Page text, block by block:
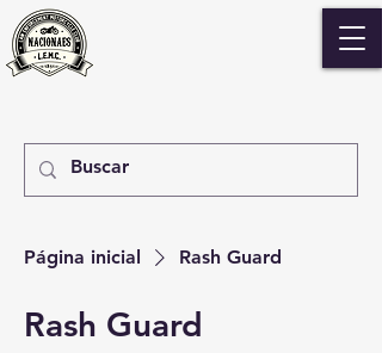
Página inicial Rash Guard
Rash Guard